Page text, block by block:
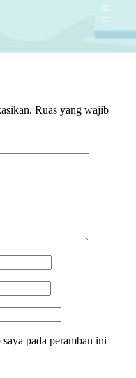
Ruas yang wajib
pada peramban ini